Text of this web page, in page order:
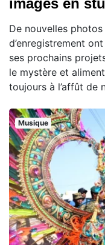
De nouvelles
d’enregistrement
ses prochains
le mystère et
toujours à l’affût de
Musique